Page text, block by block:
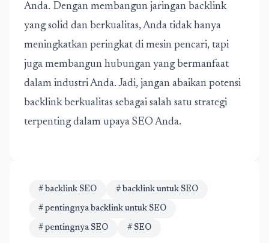
Anda. Dengan membangun jaringan backlink
yang solid dan berkualitas, Anda tidak hanya
meningkatkan peringkat di mesin pencari, tapi
juga membangun hubungan yang bermanfaat
dalam industri Anda. Jadi, jangan abaikan potensi
backlink berkualitas sebagai salah satu strategi
terpenting dalam upaya SEO Anda.
# backlink SEO # backlink untuk SEO
# pentingnya backlink untuk SEO
# pentingnya SEO # SEO